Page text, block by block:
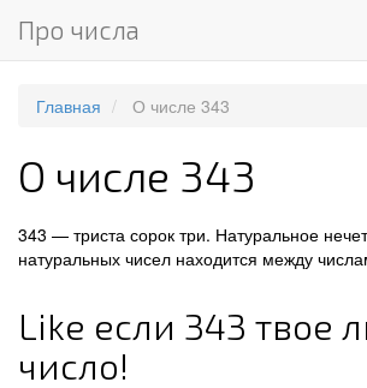
Про числа
Главная О числе 343
О числе 343
343 — триста сорок три. Натуральное
натуральных чисел находится между
Like если 343 твое
число!